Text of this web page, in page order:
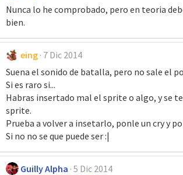
Nunca lo he comprobado, pero en teoria
bien.
eing 7 Dic 2014
Suena el sonido de batalla, pero no sale el
Si es raro si...
Habras insertado mal el sprite o algo, y se
sprite.
Prueba a volver a insetarlo, ponle un cry y
Si no no se que puede ser :|
Guilly Alpha 5 Dic 2014